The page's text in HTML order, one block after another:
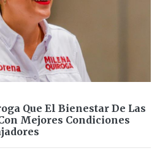
Que El Bienestar De Las
Mejores Condiciones